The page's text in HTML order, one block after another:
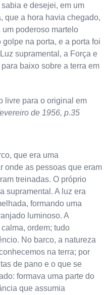
e desejei, em um
que a hora havia chegado,
poderoso martelo
na porta, e a porta foi
supramental, a Força e
baixo sobre a terra em
livre para o original em
de 1956, p.35
que era uma
onde as pessoas que eram
treinadas. O próprio
supramental. A luz era
formando uma
luminoso. A
ordem; tudo
No barco, a natureza
na terra; por
de pano e o que se
formava uma parte do
que assumia